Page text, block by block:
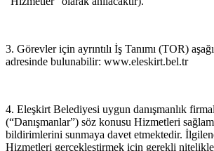
3. Görevler için ayrıntılı İş Tanımı (TOR)
adresinde bulunabilir: www.eleskirt.bel.tr
4. Eleşkirt Belediyesi uygun danışmanlık
(“Danışmanlar”) söz konusu Hizmetleri
bildirimlerini sunmaya davet etmektedir.
Hizmetleri gerçekleştirmek için gerekli